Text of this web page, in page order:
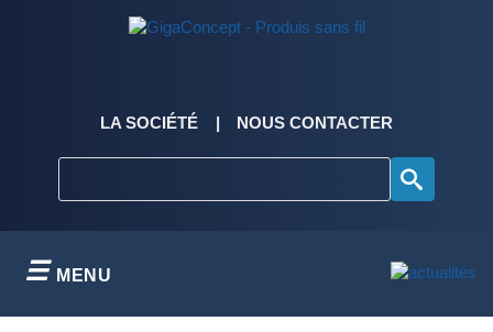
LA SOCIÉTÉ NOUS CONTACTER
MENU